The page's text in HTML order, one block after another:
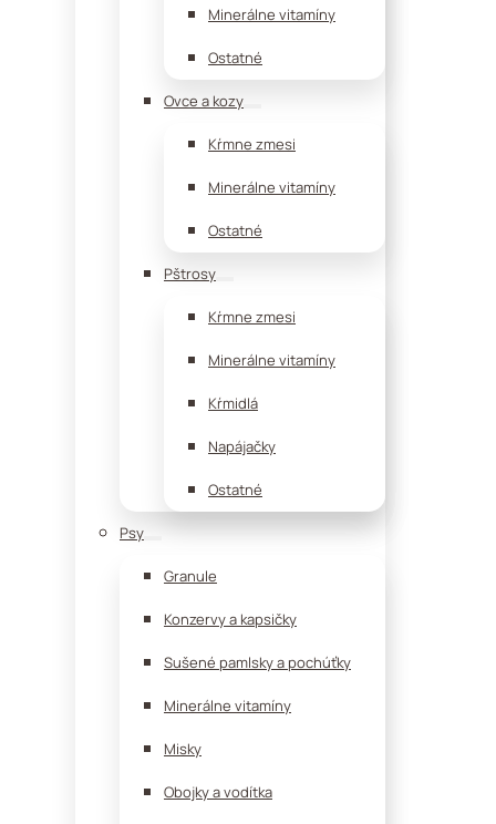
Minerálne vitamíny
Ostatné
Ovce a kozy
Kŕmne zmesi
Minerálne vitamíny
Ostatné
Pštrosy
Kŕmne zmesi
Minerálne vitamíny
Kŕmidlá
Napájačky
Ostatné
Psy
Granule
Konzervy a kapsičky
Sušené pamlsky a pochúťky
Minerálne vitamíny
Misky
Obojky a vodítka